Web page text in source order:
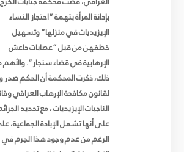
بإدانة المرأة بتهمة “احتجاز النساء
الإيزيديات في منزلها” وتسهيل
خطفهن من قبل “عصابات داعش
الإرهابية في قضاء سنجار”.
ذلك، ذكرت المحكمة أن الحكم صدر
لقانون مكافحة الإرهاب العراقي
الناجيات الإيزيديات، مع تحديد
على أنها تشمل الإبادة الجماعية،
الرغم من عدم وجود هذا الجرم في